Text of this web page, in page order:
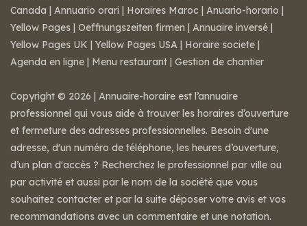
Canada | Annuario orari | Horaires Maroc | Anuario-horario |
Yellow Pages | Oeffnungszeiten firmen | Annuaire inversé |
Yellow Pages UK | Yellow Pages USA | Horaire societe |
Agenda en ligne | Menu restaurant | Gestion de chantier
Copyright © 2026 | Annuaire-horaire est l’annuaire
professionnel qui vous aide à trouver les horaires d’ouverture
et fermeture des adresses professionnelles. Besoin d'une
adresse, d'un numéro de téléphone, les heures d’ouverture,
d’un plan d'accès ? Recherchez le professionnel par ville ou
par activité et aussi par le nom de la société que vous
souhaitez contacter et par la suite déposer votre avis et vos
recommandations avec un commentaire et une notation.